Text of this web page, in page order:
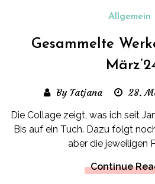
Allgemein
Gesammelte
By Tatjana 28.
Die Collage zeigt, was ich seit
Bis auf ein Tuch. Dazu folgt
aber die jeweiligen
Continue